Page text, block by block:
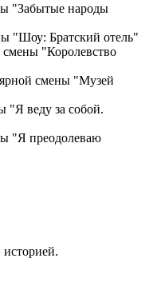
"Забытые народы
"Шоу: Братский отель"
смены "Королевство
смены "Музей
"Я веду за собой.
"Я преодолеваю
историей.